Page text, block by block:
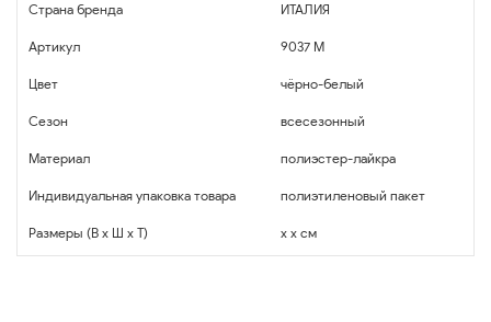
Страна бренда ИТАЛИЯ
Артикул 9037 M
Цвет чёрно-белый
Сезон всесезонный
Материал полиэстер-лайкра
Индивидуальная упаковка товара полиэтиленовый пакет
Размеры (В x Ш x Т) x x см